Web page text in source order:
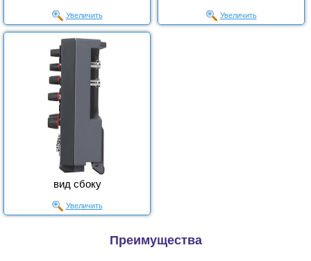
Увеличить Увеличить
вид сбоку
Увеличить
Преимущества